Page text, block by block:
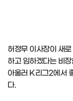
허정무 이사장이 새
하고 임하겠다는 비
아울러 K리그2에서
다.